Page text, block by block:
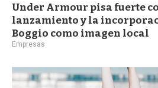
Under Armour pisa fuerte
lanzamiento y la
Boggio como imagen local
Empresas